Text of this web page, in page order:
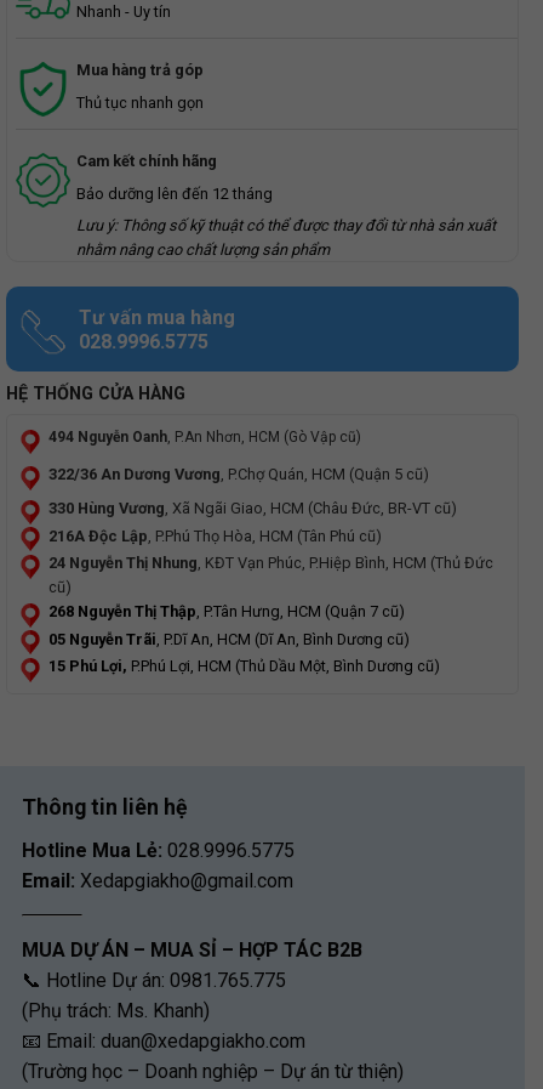
Nhanh - Uy tín
Mua hàng trả góp
Thủ tục nhanh gọn
Cam kết chính hãng
Bảo dưỡng lên đến 12 tháng
Lưu ý: Thông số kỹ thuật có thể được thay đổi từ nhà sản xuất
nhằm nâng cao chất lượng sản phẩm
Tư vấn mua hàng
028.9996.5775
HỆ THỐNG CỬA HÀNG
494 Nguyễn Oanh, P.An Nhơn, HCM (Gò Vập cũ)
322/36 An Dương Vương, P.Chợ Quán, HCM (Quận 5 cũ)
330 Hùng Vương, Xã Ngãi Giao, HCM (Châu Đức, BR-VT cũ)
216A Độc Lập , P.Phú Thọ Hòa, HCM (Tân Phú cũ)
24 Nguyễn Thị Nhung, KĐT Vạn Phúc, P.Hiệp Bình, HCM (Thủ Đức
cũ)
268 Nguyễn Thị Thập, P.Tân Hưng, HCM (Quận 7 cũ)
05 Nguyễn Trãi , P.Dĩ An, HCM (Dĩ An, Bình Dương cũ)
15 Phú Lợi, P.Phú Lợi, HCM (Thủ Dầu Một, Bình Dương cũ)
Thông tin liên hệ
Hotline Mua Lẻ: 028.9996.5775
Email: Xedapgiakho@gmail.com
MUA DỰ ÁN – MUA SỈ – HỢP TÁC B2B
📞 Hotline Dự án: 0981.765.775
(Phụ trách: Ms. Khanh)
📧 Email: duan@xedapgiakho.com
(Trường học – Doanh nghiệp – Dự án từ thiện)